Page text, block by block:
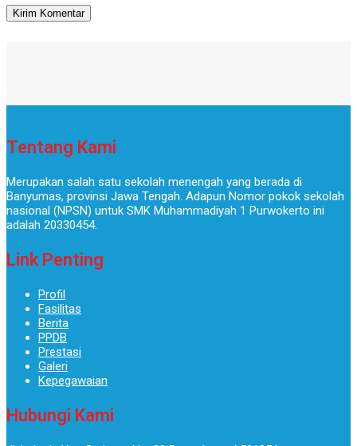
Tentang Kami
Merupakan salah satu sekolah menengah yang berada di
Banyumas, provinsi Jawa Tengah. Adapun Nomor pokok sekolah
nasional (NPSN) untuk SMK Muhammadiyah 1 Purwokerto ini
adalah 20330454.
Link Penting
Profil
Fasilitas
Berita
PPDB
Prestasi
Galeri
Kepegawaian
Hubungi Kami